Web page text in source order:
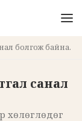
болгож байна.
санал
хөлөглөдөг